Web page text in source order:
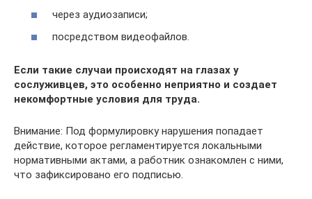
через аудиозаписи;
посредством видеофайлов.
Если такие случаи происходят на глазах у
сослуживцев, это особенно неприятно и создает
некомфортные условия для труда.
Внимание: Под формулировку нарушения попадает
действие, которое регламентируется локальными
нормативными актами, а работник ознакомлен с ними,
что зафиксировано его подписью.